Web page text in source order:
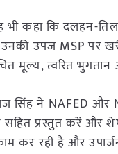
भी कहा कि दलहन-
उपज MSP पर
मूल्य, त्वरित
सिंह ने NAFED
प्रस्तुत करें और
कर रही है और